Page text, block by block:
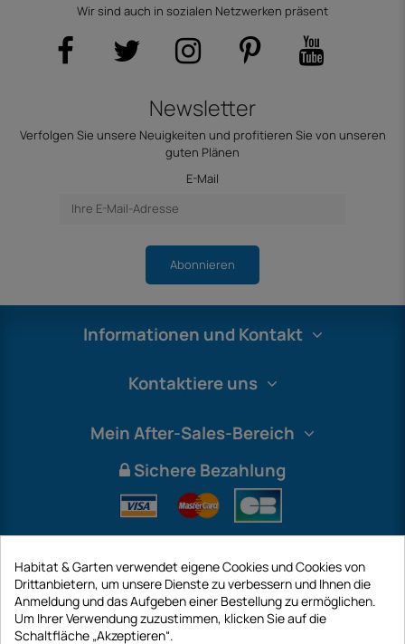
Wir sind auch in sozialen Netzwerken präsent
Newsletter
Verfolgen Sie unsere Neuigkeiten und profitieren Sie von unseren
guten Plänen
E-Mail
Abonnieren
Informationen und Kontakt
Kontaktiere uns
Mein After-Sales-Bereich
Sichere Bezahlung
Habitat & Garten verwendet eigene Cookies und Cookies von
Drittanbietern, um unsere Dienste zu verbessern und Ihnen die
Anmeldung und das Aufgeben einer Bestellung zu ermöglichen.
Um Ihrer Verwendung zuzustimmen, klicken Sie auf die
Schaltfläche „Akzeptieren“.